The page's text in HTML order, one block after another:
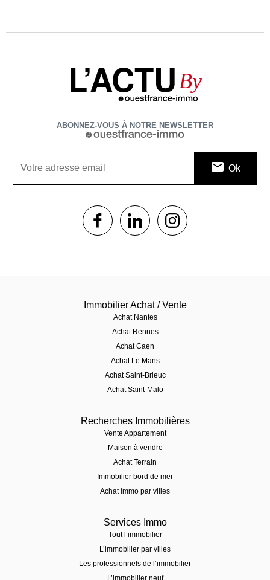
L’ACTU By
ABONNEZ-VOUS À NOTRE NEWSLETTER
1$s 1$s
Immobilier Achat / Vente
Achat Nantes
Achat Rennes
Achat Caen
Achat Le Mans
Achat Saint-Brieuc
Achat Saint-Malo
Recherches Immobilières
Vente Appartement
Maison à vendre
Achat Terrain
Immobilier bord de mer
Achat immo par villes
Services Immo
Tout l’immobilier
L’immobilier par villes
Les professionnels de l’immobilier
L’immobilier neuf